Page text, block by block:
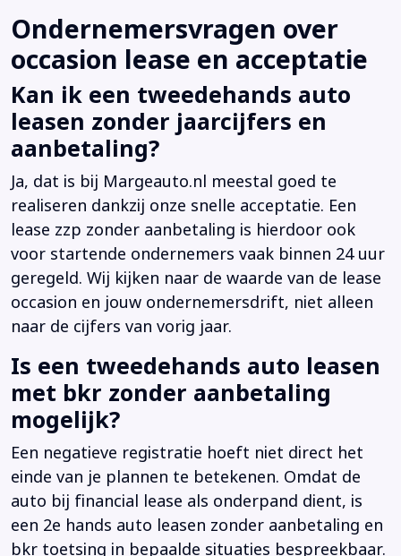
Ondernemersvragen over
occasion lease en acceptatie
Kan ik een tweedehands auto
leasen zonder jaarcijfers en
aanbetaling?
Ja, dat is bij Margeauto.nl meestal goed te
realiseren dankzij onze snelle acceptatie. Een
lease zzp zonder aanbetaling is hierdoor ook
voor startende ondernemers vaak binnen 24 uur
geregeld. Wij kijken naar de waarde van de lease
occasion en jouw ondernemersdrift, niet alleen
naar de cijfers van vorig jaar.
Is een tweedehands auto leasen
met bkr zonder aanbetaling
mogelijk?
Een negatieve registratie hoeft niet direct het
einde van je plannen te betekenen. Omdat de
auto bij financial lease als onderpand dient, is
een 2e hands auto leasen zonder aanbetaling en
bkr toetsing in bepaalde situaties bespreekbaar.